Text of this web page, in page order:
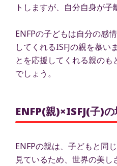
トしますが、自分自身が子
ENFPの子どもは自分の感
してくれるISFJの親を慕い
とを応援してくれる親の
でしょう。
ENFP(親)×ISFJ(子)
ENFPの親は、子どもと同
見ているため、世界の美し